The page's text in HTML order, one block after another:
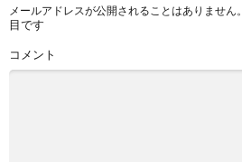
メールアドレスが公開されることはありません。
目です
コメント